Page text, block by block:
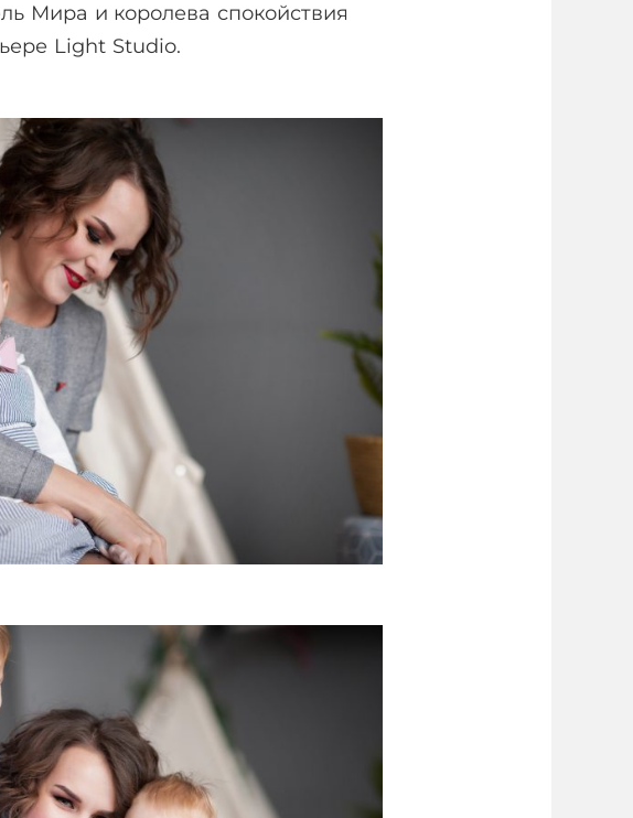
Мира и королева спокойствия
Light Studio.